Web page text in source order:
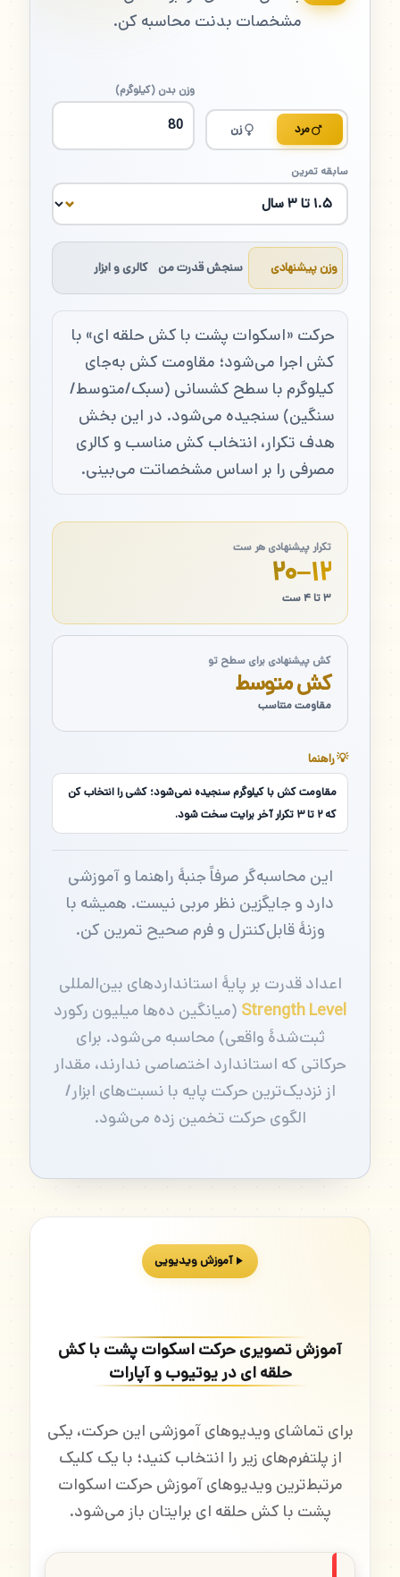
مشخصات بدنت محاسبه کن.
مرد زن
وزن بدن (کیلوگرم)
سابقه تمرین
وزن پیشنهادی سنجش قدرت من کالری و ابزار
حرکت «اسکوات پشت با کش حلقه ای» با
کش اجرا می‌شود؛ مقاومت کش به‌جای
کیلوگرم با سطح کشسانی (سبک/متوسط/
سنگین) سنجیده می‌شود. در این بخش
هدف تکرار، انتخاب کش مناسب و کالری
مصرفی را بر اساس مشخصاتت می‌بینی.
تکرار پیشنهادی هر ست
۱۲–۲۰
۳ تا ۴ ست
کش پیشنهادی برای سطح تو
کش متوسط
مقاومت متناسب
💡 راهنما
مقاومت کش با کیلوگرم سنجیده نمی‌شود؛ کشی را انتخاب کن
که ۲ تا ۳ تکرار آخر برایت سخت شود.
این محاسبه‌گر صرفاً جنبهٔ راهنما و آموزشی
دارد و جایگزین نظر مربی نیست. همیشه با
وزنهٔ قابل‌کنترل و فرم صحیح تمرین کن.
اعداد قدرت بر پایهٔ استانداردهای بین‌المللی
Strength Level (میانگین ده‌ها میلیون رکورد
ثبت‌شدهٔ واقعی) محاسبه می‌شود. برای
حرکاتی که استاندارد اختصاصی ندارند، مقدار
از نزدیک‌ترین حرکت پایه با نسبت‌های ابزار/
الگوی حرکت تخمین زده می‌شود.
آموزش ویدیویی
آموزش تصویری حرکت اسکوات پشت با کش
حلقه ای در یوتیوب و آپارات
برای تماشای ویدیوهای آموزشی این حرکت، یکی
از پلتفرم‌های زیر را انتخاب کنید؛ با یک کلیک
مرتبط‌ترین ویدیوهای آموزش حرکت اسکوات
پشت با کش حلقه ای برایتان باز می‌شود.